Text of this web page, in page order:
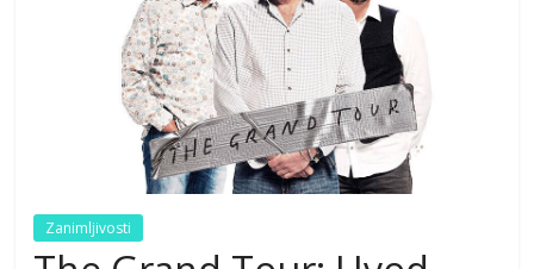
Zanimljivosti